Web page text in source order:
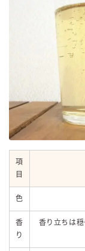
項
目
色
香
り
香り立ちは